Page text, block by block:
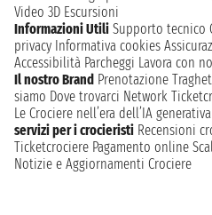
Video 3D Escursioni
Informazioni Utili Supporto tecnico
privacy Informativa cookies
Accessibilità Parcheggi Lavora con
Il nostro Brand Prenotazione
siamo Dove trovarci Network
Le Crociere nell’era dell’IA generativa
servizi per i crocieristi Recensioni
Ticketcrociere Pagamento online
Notizie e Aggiornamenti Crociere